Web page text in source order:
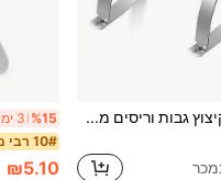
מספריים לעיצוב וקיצוץ גבות וריסים מפלדת אל-חלד, מספריים ללחיצה, רקמה, סריגה, מספריים למלאכה עם קצה מיקרו, איפור, זול, עיצוב חדר, שולחן איפור, טיולים, חדר שינה, אביזרי איפור, זול, מתנות לגרביים, איפור, כלי איפור, דברים זולים, מתנות, מתנות לנשים, מתנות לחג המולד, מתנות, טיולים, דברים זולים, פריטים חיוניים לטיולים
%15
10# רבי מכר
₪5.10